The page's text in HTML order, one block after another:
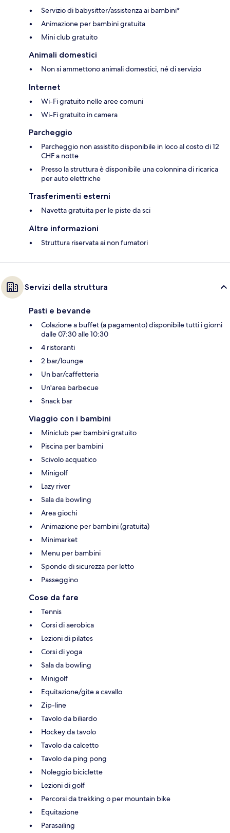
Servizio di babysitter/assistenza ai bambini*
Animazione per bambini gratuita
Mini club gratuito
Animali domestici
Non si ammettono animali domestici, né di servizio
Internet
Wi-Fi gratuito nelle aree comuni
Wi-Fi gratuito in camera
Parcheggio
Parcheggio non assistito disponibile in loco al costo di 12
CHF a notte
Presso la struttura è disponibile una colonnina di ricarica
per auto elettriche
Trasferimenti esterni
Navetta gratuita per le piste da sci
Altre informazioni
Struttura riservata ai non fumatori
Servizi della struttura
Pasti e bevande
Colazione a buffet (a pagamento) disponibile tutti i giorni
dalle 07:30 alle 10:30
4 ristoranti
2 bar/lounge
Un bar/caffetteria
Un'area barbecue
Snack bar
Viaggio con i bambini
Miniclub per bambini gratuito
Piscina per bambini
Scivolo acquatico
Minigolf
Lazy river
Sala da bowling
Area giochi
Animazione per bambini (gratuita)
Minimarket
Menu per bambini
Sponde di sicurezza per letto
Passeggino
Cose da fare
Tennis
Corsi di aerobica
Lezioni di pilates
Corsi di yoga
Sala da bowling
Minigolf
Equitazione/gite a cavallo
Zip-line
Tavolo da biliardo
Hockey da tavolo
Tavolo da calcetto
Tavolo da ping pong
Noleggio biciclette
Lezioni di golf
Percorsi da trekking o per mountain bike
Equitazione
Parasailing